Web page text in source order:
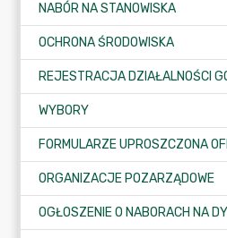
NABÓR NA STANOWISKA
OCHRONA ŚRODOWISKA
WYBORY
ORGANIZACJE POZARZĄDOWE